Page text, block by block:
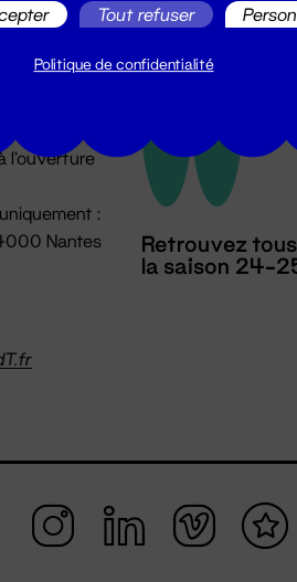
l'ouverture
:
Nantes
Retrouvez
la saison 24-
Tout refuser
Politique de confidentialité